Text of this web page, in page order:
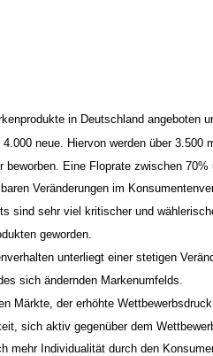
in Deutschland angeboten
neue. Hiervon werden über 3.500
beworben. Eine Floprate zwischen 70%
Veränderungen im
sind sehr viel kritischer und
geworden.
unterliegt einer stetigen
sich ändernden Markenumfelds.
Märkte, der erhöhte
sich aktiv gegenüber dem
mehr Individualität durch den